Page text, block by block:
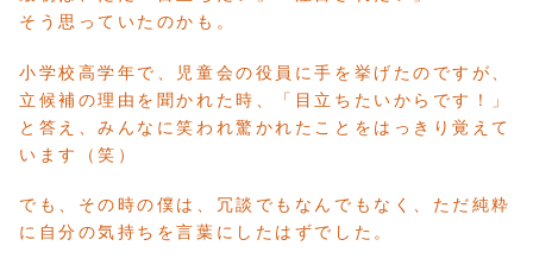
そう思っていたのかも。
小学校高学年で、児童会の役員に手を挙げたのですが、
立候補の理由を聞かれた時、「目立ちたいからです！」
と答え、みんなに笑われ驚かれたことをはっきり覚えて
います（笑）
でも、その時の僕は、冗談でもなんでもなく、ただ純粋
に自分の気持ちを言葉にしたはずでした。